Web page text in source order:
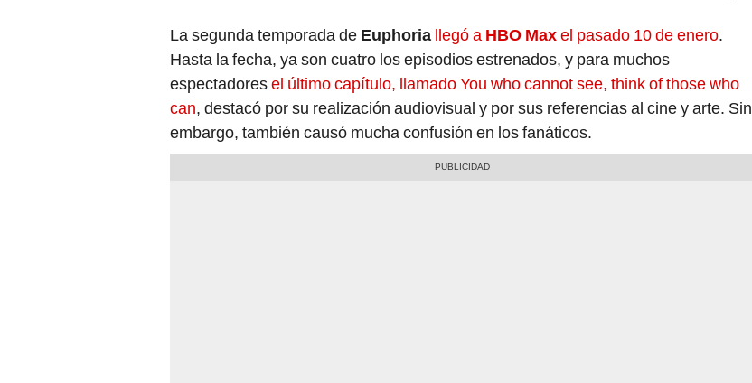
La segunda temporada de Euphoria llegó a HBO Maxel pasado 10 de enero.
Hasta la fecha, ya son cuatro los episodios estrenados, y para muchos
espectadoresel último capítulo, llamado You who cannot see, think of those who
can, destacó por su realización audiovisual y por sus referencias al cine y arte. Sin
embargo, también causó mucha confusión en los fanáticos.